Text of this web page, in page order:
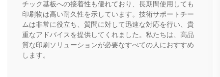
チック基板への接着性も優れており、長期間使用しても
印刷物は高い耐久性を示しています。技術サポートチー
ムは非常に役立ち、質問に対して迅速な対応を行い、貴
重なアドバイスを提供してくれました。私たちは、高品
質な印刷ソリューションが必要なすべての人におすすめ
します。